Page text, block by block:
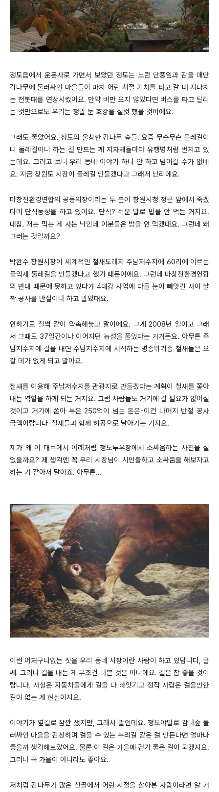
청도읍에서 운문사로 가면서 보았던 청도는 노란 단풍잎과 감을 매단
감나무에 둘러싸인 마을들이 마치 어린 시절 기차를 타고 갈 때 지나치
는 전봇대를 연상시켰어요. 만약 비만 오지 않았다면 버스를 타고 달리
는 것만으로도 우리는 정말 눈 호강을 실컷 했을 것이에요.
그래도 좋았어요. 청도의 울창한 감나무 숲들. 요즘 무슨무슨 올레길이
니 둘레길이니 하는 걸 만드는 게 지자체들마다 유행병처럼 번지고 있
는데요. 그러고 보니 우리 동네 이야기 하나 안 하고 넘어갈 수가 없네
요. 지금 창원도 시장이 둘레길 만들겠다고 그래서 난리에요.
마창진환경연합의 공동의장이라는 두 분이 창원시청 정문 앞에서 죽겠
다며 단식농성을 하고 있어요. 단식? 쉬운 말로 밥을 안 먹는 거지요.
내참. 저는 먹는 게 사는 낙인데 이분들은 밥을 안 먹겠대요. 그런데 왜
그러는 것일까요?
박완수 창원시장이 세계적인 철새도래지 주남저수지에 60리에 이르는
물억새 둘레길을 만들겠다고 했기 때문이에요. 그런데 마창진환경연합
의 반대 때문에 못하고 있다가 4대강 사업에 다들 눈이 빼앗긴 사이 살
짝 공사를 반절이나 하고 말았대요.
안하기로 철썩 같이 약속해놓고 말이에요. 그게 2008년 일이고 그래
서 그때도 37일간이나 이어지던 농성을 풀었다는 거거든요. 아무튼 주
남저수지에 길을 내면 주남저수지에 서식하는 명종위기종 철새들은 오
갈 데가 없게 되고 말아요.
철새를 이용해 주남저수지를 관광지로 만들겠다는 계획이 철새를 쫓아
내는 역할을 하게 되는 거지요. 그럼 사람들도 거기에 갈 필요가 없어질
것이고 거기에 쏟아 부은 250억이 넘는 돈은-이건 나머지 반절 공사
금액이랍니다-철새들과 함께 허공으로 날아가는 거지요.
제가 왜 이 대목에서 아래처럼 청도투우장에서 소싸움하는 사진을 실
었을까요? 제 생각엔 꼭 우리 시장님이 시민들하고 소싸움을 해보자고
하는 거 같아서 말이죠. 아무튼…
이런 어처구니없는 짓을 우리 동네 시장이란 사람이 하고 있답니다, 글
쎄. 그러나 길을 내는 게 무조건 나쁜 것은 아니에요. 길은 참 좋을 것이
랍니다. 사실은 자동차들에게 길을 다 빼앗기고 정작 사람은 걸을만한
길이 없는 게 현실이지요.
이야기가 옆길로 잠깐 샜지만, 그래서 말인데요. 청도야말로 감나숲 둘
러싸인 마을을 감상하며 걸을 수 있는 누리길 같은 걸 만든다면 얼마나
좋을까 생각해보았어요. 물론 이 길은 가을에 걷기 좋은 길이 되겠지요.
그러나 꼭 가을이 아니라도 좋아요.
저처럼 감나무가 많은 산골에서 어린 시절을 살아본 사람이라면 알 거